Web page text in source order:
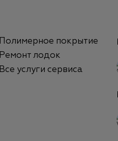
Полимерное покрытие
Ремонт лодок
Все услуги сервиса